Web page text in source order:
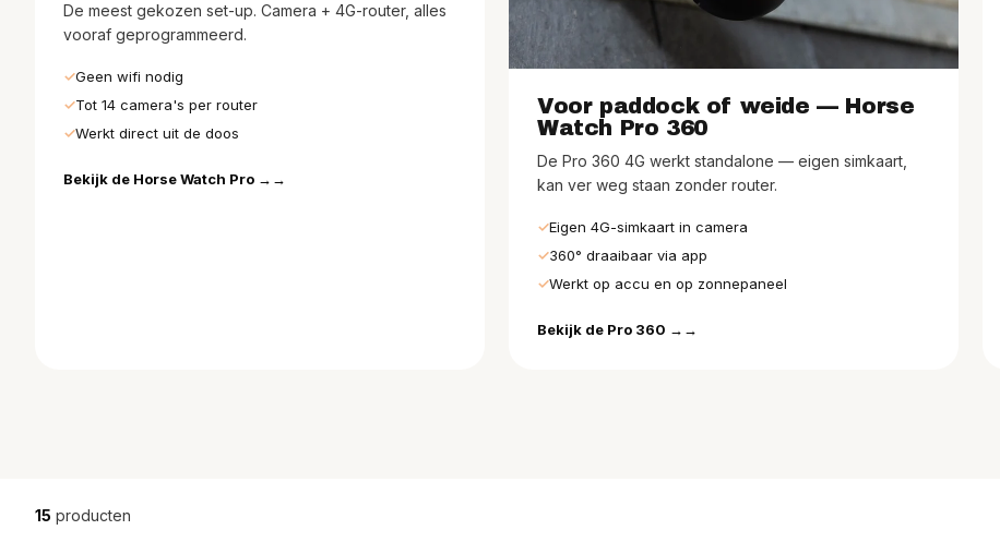
De meest gekozen set-up. Camera + 4G-router, alles
vooraf geprogrammeerd.
Geen wifi nodig
Tot 14 camera's per router
Werkt direct uit de doos
Bekijk de Horse Watch Pro →
Voor paddock of weide — Horse
Watch Pro 360
De Pro 360 4G werkt standalone — eigen simkaart,
kan ver weg staan zonder router.
Eigen 4G-simkaart in camera
360° draaibaar via app
Werkt op accu en op zonnepaneel
Bekijk de Pro 360 →
15 producten